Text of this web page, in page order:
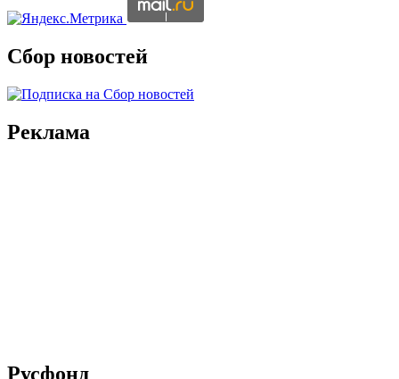
Сбор новостей
Реклама
Русфонд